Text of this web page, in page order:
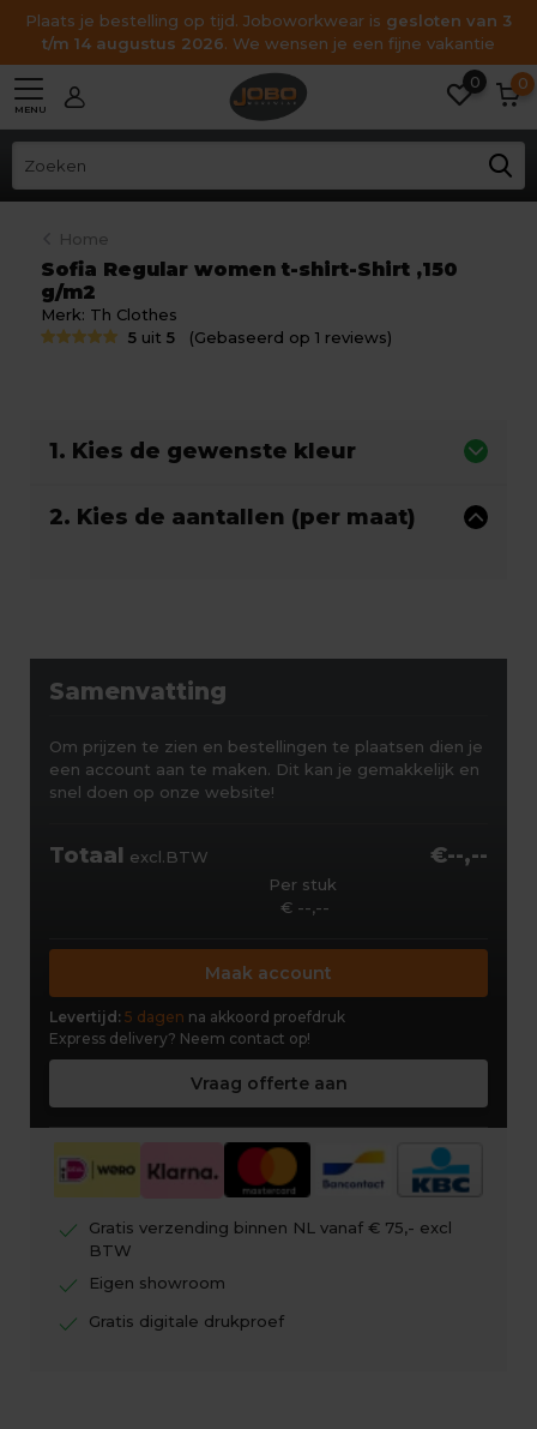
Plaats je bestelling op tijd. Joboworkwear is gesloten van 3
t/m 14 augustus 2026. We wensen je een fijne vakantie
MENU
0 0
Home
Sofia Regular women t-shirt-Shirt ,150
g/m2
Merk: Th Clothes
5 uit5 (Gebaseerd op 1 reviews)
1. Kies de gewenste kleur
2. Kies de aantallen (per maat)
Samenvatting
Om prijzen te zien en bestellingen te plaatsen dien je
een account aan te maken. Dit kan je gemakkelijk en
snel doen op onze website!
Totaal excl.BTW €--,--
Per stuk
€ --,--
Maak account
Levertijd: 5 dagen na akkoord proefdruk
Express delivery? Neem contact op!
Vraag offerte aan
check
Gratis verzending binnen NL vanaf € 75,- excl
BTW
check Eigen showroom
check Gratis digitale drukproef